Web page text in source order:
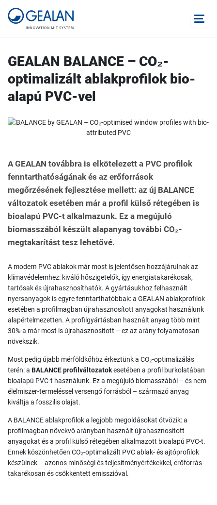
GEALAN BALANCE – CO₂-
optimalizált ablakprofilok bio-
alapú PVC-vel
A GEALAN továbbra is elkötelezett a PVC profilok
fenntarthatóságának és az erőforrások
megőrzésének fejlesztése mellett: az új BALANCE
változatok esetében már a profil külső rétegében is
bioalapú PVC-t alkalmazunk. Ez a megújuló
biomasszából készült alapanyag további CO₂-
megtakarítást tesz lehetővé.
A modern PVC ablakok már most is jelentősen hozzájárulnak az
klímavédelemhez: kiváló hőszigetelők, így energiatakarékosak,
tartósak és újrahasznosíthatók. A gyártásukhoz felhasznált
nyersanyagok is egyre fenntarthatóbbak: a GEALAN ablakprofilok
esetében a profilmagban újrahasznosított anyagokat használunk
alapértelmezetten. A profilgyártásban használt anyag több mint
30%-a már most is újrahasznosított – ez az arány folyamatosan
növekszik.
Most pedig újabb mérföldkőhöz érkeztünk a CO₂-optimalizálás
terén: a BALANCE profilváltozatokesetében a profil burkolatában
bioalapú PVC-t használunk. Ez a megújuló biomasszából – és nem
élelmiszer-termeléssel versengő forrásból – származó anyag
kiváltja a fosszilis olajat.
A BALANCE ablakprofilok a legjobb megoldásokat ötvözik: a
profilmagban növekvő arányban használt újrahasznosított
anyagokat és a profil külső rétegében alkalmazott bioalapú PVC-t.
Ennek köszönhetően CO₂-optimalizált PVC ablak- és ajtóprofilok
készülnek – azonos minőségi és teljesítményértékekkel, erőforrás-
takarékosan és csökkentett emisszióval.